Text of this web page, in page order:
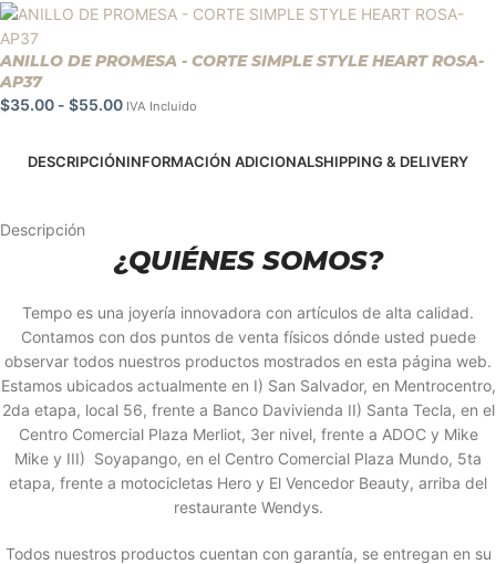
ANILLO DE PROMESA - CORTE SIMPLE STYLE HEART ROSA-
AP37
$35.00 - $55.00 IVA Incluido
DESCRIPCIÓNINFORMACIÓN ADICIONALSHIPPING & DELIVERY
Descripción
¿QUIÉNES SOMOS?
Tempo es una joyería innovadora con artículos de alta calidad.
Contamos con dos puntos de venta físicos dónde usted puede
observar todos nuestros productos mostrados en esta página web.
Estamos ubicados actualmente en I) San Salvador, en Mentrocentro,
2da etapa, local 56, frente a Banco Davivienda II) Santa Tecla, en el
Centro Comercial Plaza Merliot, 3er nivel, frente a ADOC y Mike
Mike y III) Soyapango, en el Centro Comercial Plaza Mundo, 5ta
etapa, frente a motocicletas Hero y El Vencedor Beauty, arriba del
restaurante Wendys.
Todos nuestros productos cuentan con garantía, se entregan en su